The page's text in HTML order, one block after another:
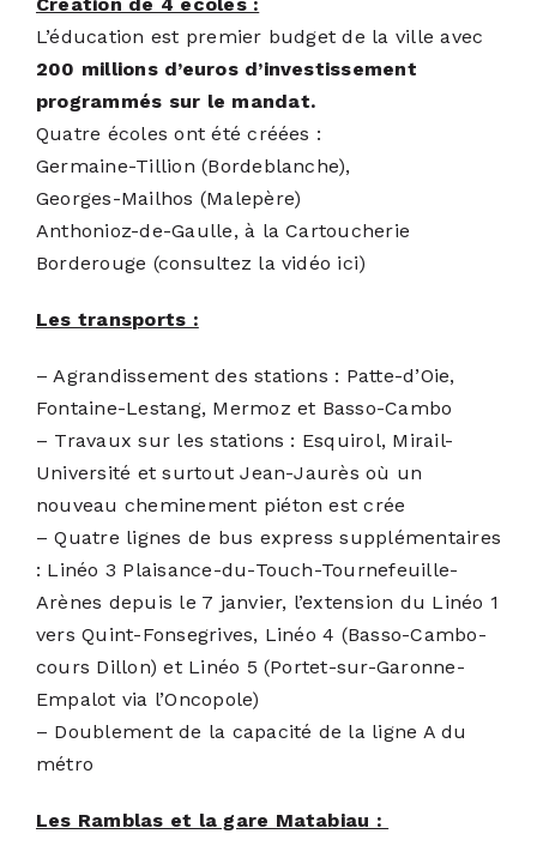
L’éducation est premier budget de la ville avec
200 millions d’euros d’investissement
programmés sur le mandat.
Quatre écoles ont été créées :
Germaine-Tillion (Bordeblanche),
Georges-Mailhos (Malepère)
Anthonioz-de-Gaulle, à la Cartoucherie
Borderouge (consultez la vidéo ici)
Les transports :
– Agrandissement des stations : Patte-d’Oie,
Fontaine-Lestang, Mermoz et Basso-Cambo
– Travaux sur les stations : Esquirol, Mirail-
Université et surtout Jean-Jaurès où un
nouveau cheminement piéton est crée
– Quatre lignes de bus express supplémentaires
: Linéo 3 Plaisance-du-Touch-Tournefeuille-
Arènes depuis le 7 janvier, l’extension du Linéo 1
vers Quint-Fonsegrives, Linéo 4 (Basso-Cambo-
cours Dillon) et Linéo 5 (Portet-sur-Garonne-
Empalot via l’Oncopole)
– Doublement de la capacité de la ligne A du
métro
Les Ramblas et la gare Matabiau :